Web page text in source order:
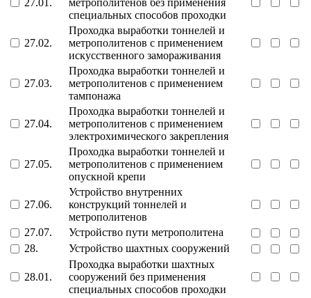
27.01.
метрополитенов без применения
специальных способов проходки
27.02.
Проходка выработки тоннелей и
метрополитенов с применением
искусственного замораживания
27.03.
Проходка выработки тоннелей и
метрополитенов с применением
тампонажа
27.04.
Проходка выработки тоннелей и
метрополитенов с применением
электрохимического закрепления
27.05.
Проходка выработки тоннелей и
метрополитенов с применением
опускной крепи
27.06.
Устройство внутренних
конструкций тоннелей и
метрополитенов
27.07.
Устройство пути метрополитена
28.
Устройство шахтных сооружений
28.01.
Проходка выработки шахтных
сооружений без применения
специальных способов проходки